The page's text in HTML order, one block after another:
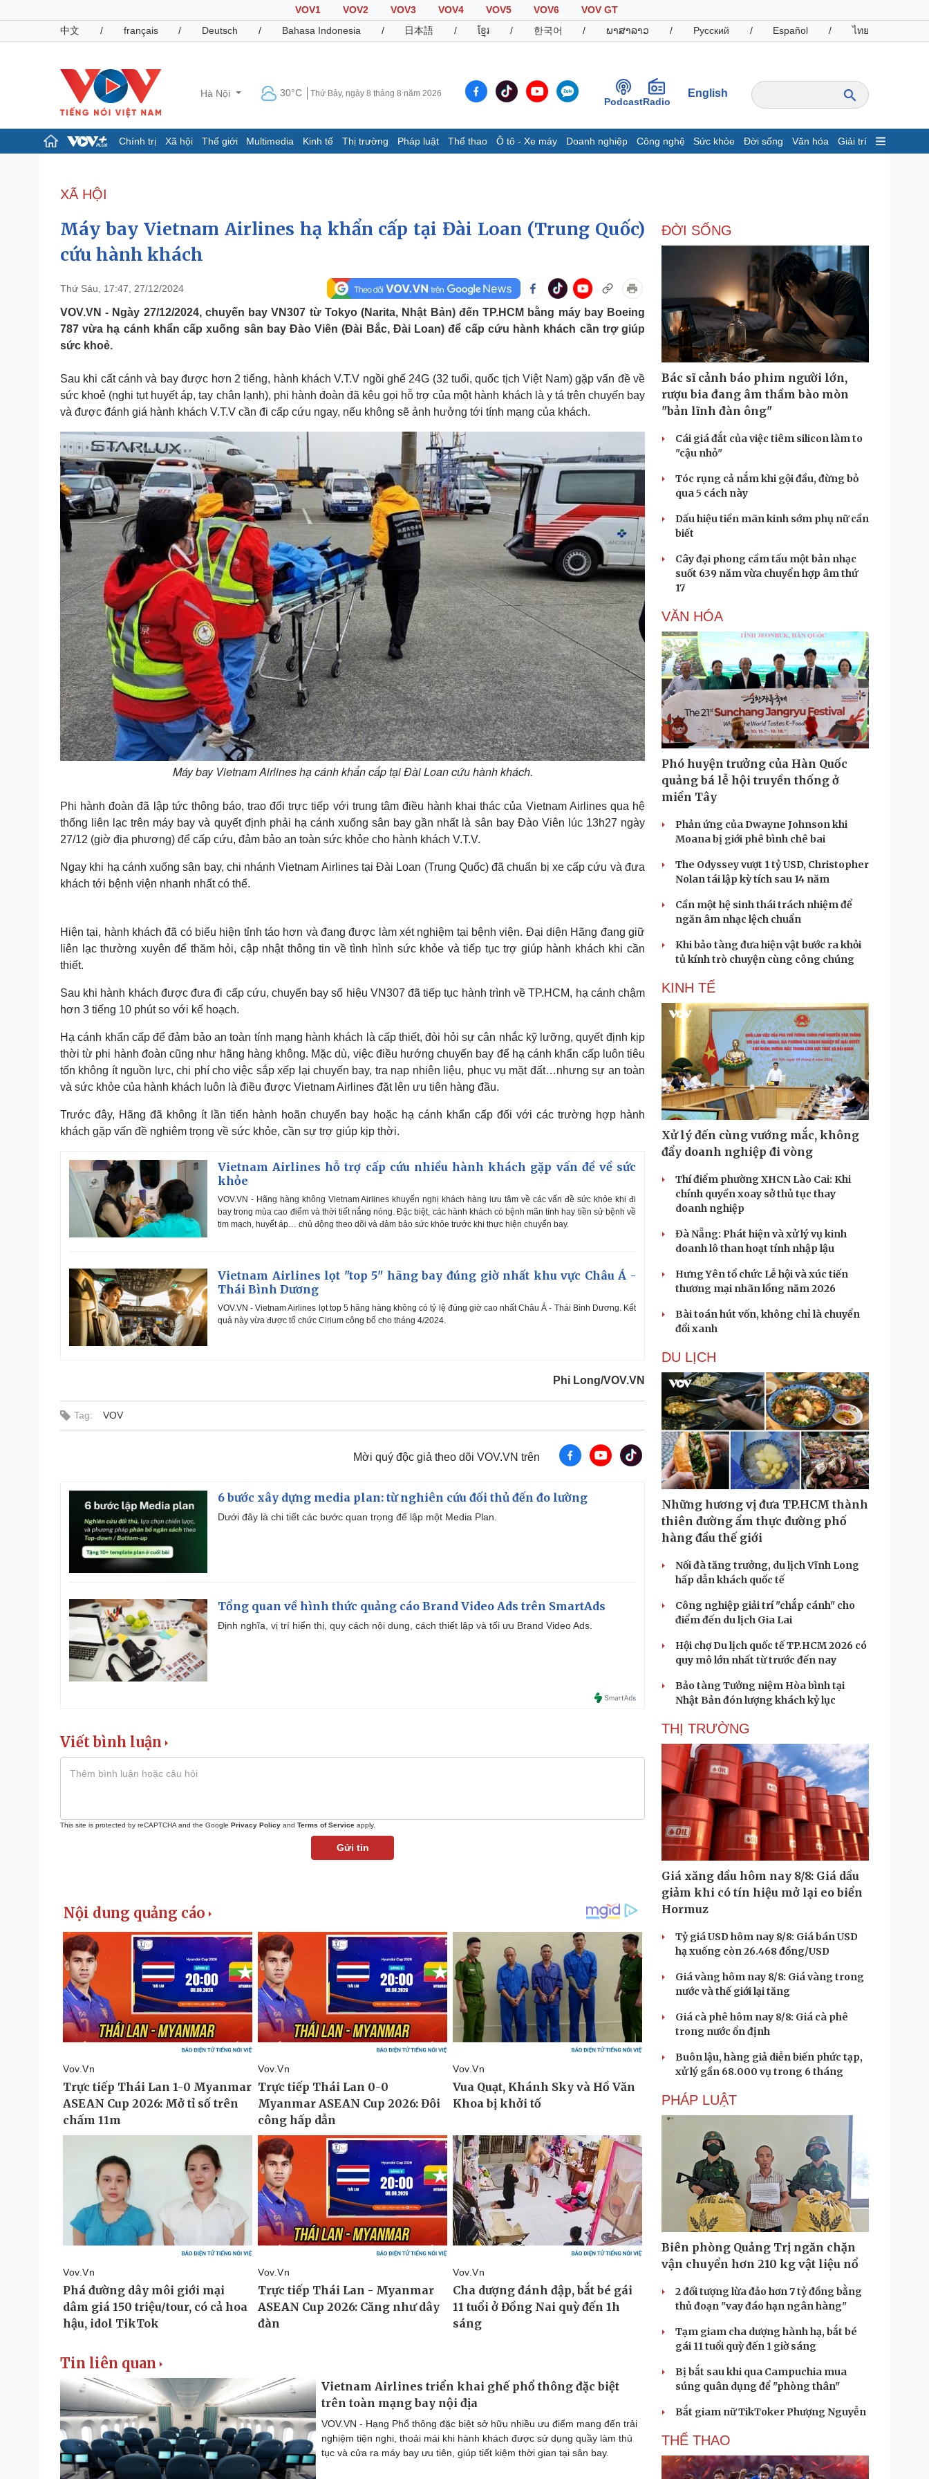
VOV1 VOV2 VOV3 VOV4 VOV5 VOV6
VOV GT
中文
/ français / Deutsch / Bahasa Indonesia / 日本語 / ខ្មែរ / 한국어 / ພາສາລາວ / Русский / Español / ไทย
Hà Nội 30°C Thứ Bảy, ngày 8 tháng 8 năm 2026
PodcastRadio
English
Chính trị Xã hội Thế giới Multimedia Kinh tế Thị trường Pháp luật Thể thao Ô tô - Xe máy Doanh nghiệp Công nghệ Sức khỏe Đời sống Văn hóa Giải trí
Đảng
Tổ chức nhân sự
Nhận diện sự thật
Dấu ấn VOV
Biển đảo
Hồ sơ
Infographic
Giá cà phê
Pháp luật
Tin nóng
Tư vấn luật
Việt Nam
Phân tích
Thể thao
Lịch thi đấu bóng đá
Thế giới thể thao
Ô tô - Xe máy
Xe máy
Tư vấn
Doanh nghiệp
Thông tin doanh nghiệp
Doanh nghiệp 24h
Doanh nhân
Vì cộng đồng
Công nghệ
Sành điệu
Tin Công nghệ
Trải nghiệm
Chuyển đổi số
Sức khỏe
Dinh dưỡng - món ngon
Cây thuốc
Sản phụ khoa
Nhi khoa
Nam khoa
Làm đẹp - giảm cân
Phòng mạch online
Ăn sạch sống khỏe
Đời sống
Nhà đẹp
Blog
Tình yêu - Gia đình
Văn hóa
Sân khấu - Điện ảnh
Văn học
Âm nhạc
Giải trí
Thời trang
Sao Việt
Du lịch
Tư vấn
check-in
Podcast
Đọc truyện đêm khuya
Cửa sổ tình yêu
Kể chuyện cho bé
Cải chính
XÃ HỘI
Máy bay Vietnam Airlines hạ khẩn cấp tại Đài Loan (Trung Quốc)
cứu hành khách
Thứ Sáu, 17:47, 27/12/2024
VOV.VN - Ngày 27/12/2024, chuyến bay VN307 từ Tokyo (Narita, Nhật Bản) đến TP.HCM bằng máy bay Boeing
787 vừa hạ cánh khẩn cấp xuống sân bay Đào Viên (Đài Bắc, Đài Loan) để cấp cứu hành khách cần trợ giúp
sức khoẻ.
Sau khi cất cánh và bay được hơn 2 tiếng, hành khách V.T.V ngồi ghế 24G (32 tuổi, quốc tịch Việt Nam) gặp vấn đề về
sức khoẻ (nghi tụt huyết áp, tay chân lạnh), phi hành đoàn đã kêu gọi hỗ trợ của một hành khách là y tá trên chuyến bay
và được đánh giá hành khách V.T.V cần đi cấp cứu ngay, nếu không sẽ ảnh hưởng tới tính mạng của khách.
Máy bay Vietnam Airlines hạ cánh khẩn cấp tại Đài Loan cứu hành khách.
Phi hành đoàn đã lập tức thông báo, trao đổi trực tiếp với trung tâm điều hành khai thác của Vietnam Airlines qua hệ
thống liên lạc trên máy bay và quyết định phải hạ cánh xuống sân bay gần nhất là sân bay Đào Viên lúc 13h27 ngày
27/12 (giờ địa phương) để cấp cứu, đảm bảo an toàn sức khỏe cho hành khách V.T.V.
Ngay khi hạ cánh xuống sân bay, chi nhánh Vietnam Airlines tại Đài Loan (Trung Quốc) đã chuẩn bị xe cấp cứu và đưa
khách tới bệnh viện nhanh nhất có thể.
Hiện tại, hành khách đã có biểu hiện tỉnh táo hơn và đang được làm xét nghiệm tại bệnh viện. Đại diện Hãng đang giữ
liên lạc thường xuyên để thăm hỏi, cập nhật thông tin về tình hình sức khỏe và tiếp tục trợ giúp hành khách khi cần
thiết.
Sau khi hành khách được đưa đi cấp cứu, chuyến bay số hiệu VN307 đã tiếp tục hành trình về TP.HCM, hạ cánh chậm
hơn 3 tiếng 10 phút so với kế hoạch.
Hạ cánh khẩn cấp để đảm bảo an toàn tính mạng hành khách là cấp thiết, đòi hỏi sự cân nhắc kỹ lưỡng, quyết định kịp
thời từ phi hành đoàn cũng như hãng hàng không. Mặc dù, việc điều hướng chuyến bay để hạ cánh khẩn cấp luôn tiêu
tốn không ít nguồn lực, chi phí cho việc sắp xếp lại chuyến bay, tra nạp nhiên liệu, phục vụ mặt đất…nhưng sự an toàn
và sức khỏe của hành khách luôn là điều được Vietnam Airlines đặt lên ưu tiên hàng đầu.
Trước đây, Hãng đã không ít lần tiến hành hoãn chuyến bay hoặc hạ cánh khẩn cấp đối với các trường hợp hành
khách gặp vấn đề nghiêm trọng về sức khỏe, cần sự trợ giúp kịp thời.
Vietnam Airlines hỗ trợ cấp cứu nhiều hành khách gặp vấn đề về sức
khỏe
VOV.VN - Hãng hàng không Vietnam Airlines khuyến nghị khách hàng lưu tâm về các vấn đề sức khỏe khi đi
bay trong mùa cao điểm và thời tiết nắng nóng. Đặc biệt, các hành khách có bệnh mãn tính hay tiền sử bệnh về
tim mạch, huyết áp… chủ động theo dõi và đảm bảo sức khỏe trước khi thực hiện chuyến bay.
Vietnam Airlines lọt "top 5" hãng bay đúng giờ nhất khu vực Châu Á -
Thái Bình Dương
VOV.VN - Vietnam Airlines lọt top 5 hãng hàng không có tỷ lệ đúng giờ cao nhất Châu Á - Thái Bình Dương. Kết
quả này vừa được tổ chức Cirium công bố cho tháng 4/2024.
Phi Long/VOV.VN
Tag: VOV
Mời quý độc giả theo dõi VOV.VN trên
6 bước xây dựng media plan: từ nghiên cứu đối thủ đến đo lường
Dưới đây là chi tiết các bước quan trọng để lập một Media Plan.
Tổng quan về hình thức quảng cáo Brand Video Ads trên SmartAds
Định nghĩa, vị trí hiển thị, quy cách nội dung, cách thiết lập và tối ưu Brand Video Ads.
Viết bình luận
This site is protected by reCAPTCHA and the Google Privacy Policy and Terms of Service apply.
Gửi tin
Tin liên quan
Vietnam Airlines triển khai ghế phổ thông đặc biệt
trên toàn mạng bay nội địa
VOV.VN - Hạng Phổ thông đặc biệt sở hữu nhiều ưu điểm mang đến trải
nghiệm tiện nghi, thoải mái khi hành khách được sử dụng quầy làm thủ
tục và cửa ra máy bay ưu tiên, giúp tiết kiệm thời gian tại sân bay.
ĐỜI SỐNG
Bác sĩ cảnh báo phim người lớn,
rượu bia đang âm thầm bào mòn
"bản lĩnh đàn ông"
Cái giá đắt của việc tiêm silicon làm to
"cậu nhỏ"
Tóc rụng cả nắm khi gội đầu, đừng bỏ
qua 5 cách này
Dấu hiệu tiền mãn kinh sớm phụ nữ cần
biết
Cây đại phong cầm tấu một bản nhạc
suốt 639 năm vừa chuyển hợp âm thứ
17
VĂN HÓA
Phó huyện trưởng của Hàn Quốc
quảng bá lễ hội truyền thống ở
miền Tây
Phản ứng của Dwayne Johnson khi
Moana bị giới phê bình chê bai
The Odyssey vượt 1 tỷ USD, Christopher
Nolan tái lập kỳ tích sau 14 năm
Cần một hệ sinh thái trách nhiệm để
ngăn âm nhạc lệch chuẩn
Khi bảo tàng đưa hiện vật bước ra khỏi
tủ kính trò chuyện cùng công chúng
KINH TẾ
Xử lý đến cùng vướng mắc, không
đẩy doanh nghiệp đi vòng
Thí điểm phường XHCN Lào Cai: Khi
chính quyền xoay sở thủ tục thay
doanh nghiệp
Đà Nẵng: Phát hiện và xử lý vụ kinh
doanh lô than hoạt tính nhập lậu
Hưng Yên tổ chức Lễ hội và xúc tiến
thương mại nhãn lồng năm 2026
Bài toán hút vốn, không chỉ là chuyển
đổi xanh
DU LỊCH
Những hương vị đưa TP.HCM thành
thiên đường ẩm thực đường phố
hàng đầu thế giới
Nối đà tăng trưởng, du lịch Vĩnh Long
hấp dẫn khách quốc tế
Công nghiệp giải trí "chắp cánh" cho
điểm đến du lịch Gia Lai
Hội chợ Du lịch quốc tế TP.HCM 2026 có
quy mô lớn nhất từ trước đến nay
Bảo tàng Tưởng niệm Hòa bình tại
Nhật Bản đón lượng khách kỷ lục
THỊ TRƯỜNG
Giá xăng dầu hôm nay 8/8: Giá dầu
giảm khi có tín hiệu mở lại eo biển
Hormuz
Tỷ giá USD hôm nay 8/8: Giá bán USD
hạ xuống còn 26.468 đồng/USD
Giá vàng hôm nay 8/8: Giá vàng trong
nước và thế giới lại tăng
Giá cà phê hôm nay 8/8: Giá cà phê
trong nước ổn định
Buôn lậu, hàng giả diễn biến phức tạp,
xử lý gần 68.000 vụ trong 6 tháng
PHÁP LUẬT
Biên phòng Quảng Trị ngăn chặn
vận chuyển hơn 210 kg vật liệu nổ
2 đối tượng lừa đảo hơn 7 tỷ đồng bằng
thủ đoạn "vay đáo hạn ngân hàng"
Tạm giam cha dượng hành hạ, bắt bé
gái 11 tuổi quỳ đến 1 giờ sáng
Bị bắt sau khi qua Campuchia mua
súng quân dụng để "phòng thân"
Bắt giam nữ TikToker Phượng Nguyễn
THỂ THAO